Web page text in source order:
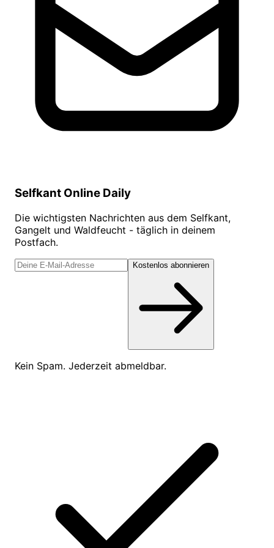
Selfkant Online Daily
Die wichtigsten Nachrichten aus dem Selfkant,
Gangelt und Waldfeucht - täglich in deinem
Postfach.
Kostenlos abonnieren
Kein Spam. Jederzeit abmeldbar.